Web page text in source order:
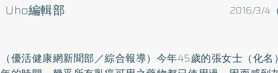
2016/3/4
Uho編輯部
（優活健康網新聞部／綜合報導）今年45歲的張女士（化名